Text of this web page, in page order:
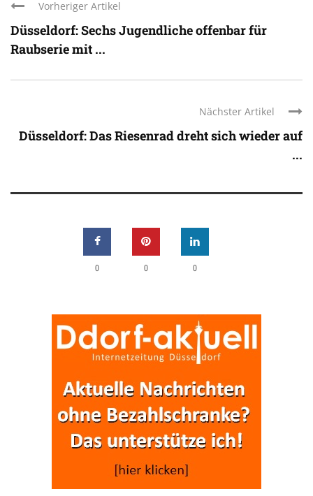
Vorheriger Artikel
Düsseldorf: Sechs Jugendliche offenbar für
Raubserie mit ...
Nächster Artikel
Düsseldorf: Das Riesenrad dreht sich wieder auf
...
0 0 0